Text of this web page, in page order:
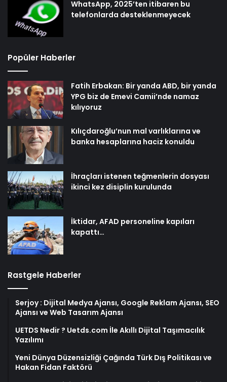
WhatsApp, 2025’ten itibaren bu
telefonlarda desteklenmeyecek
Popüler Haberler
Fatih Erbakan: Bir yanda ABD, bir yanda
YPG biz de Emevi Camii’nde namaz
kılıyoruz
Kılıçdaroğlu’nun mal varlıklarına ve
banka hesaplarına haciz konuldu
İhraçları istenen teğmenlerin dosyası
ikinci kez disiplin kurulunda
İktidar, AFAD personeline kapıları
kapattı…
Rastgele Haberler
Serjoy : Dijital Medya Ajansı, Google Reklam Ajansı, SEO
Ajansı ve Web Tasarım Ajansı
UETDS Nedir ? Uetds.com İle Akıllı Dijital Taşımacılık
Yazılımı
Yeni Dünya Düzensizliği Çağında Türk Dış Politikası ve
Hakan Fidan Faktörü